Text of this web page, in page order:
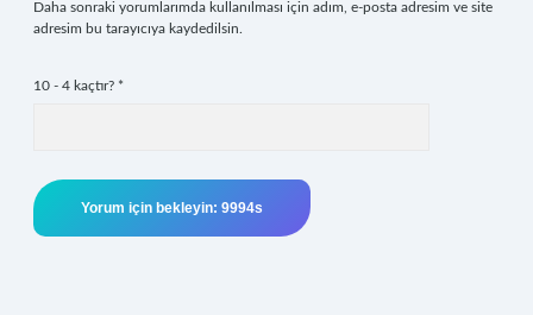
Daha sonraki yorumlarımda kullanılması için adım, e-posta adresim ve site
adresim bu tarayıcıya kaydedilsin.
10 - 4 kaçtır? *